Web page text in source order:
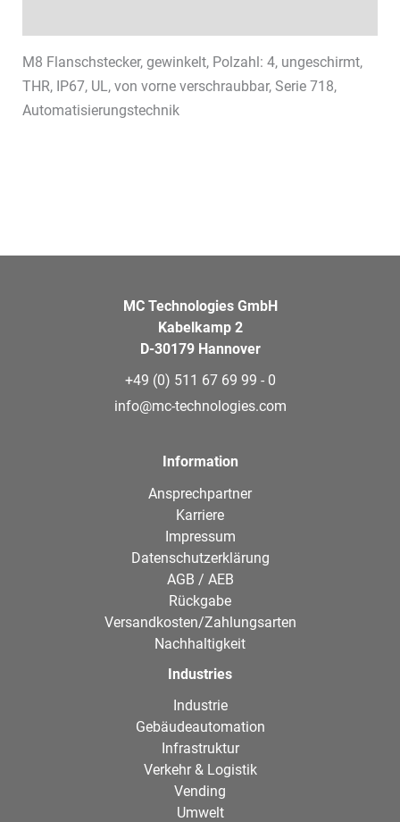
M8 Flanschstecker, gewinkelt, Polzahl: 4, ungeschirmt,
THR, IP67, UL, von vorne verschraubbar, Serie 718,
Automatisierungstechnik
MC Technologies GmbH
Kabelkamp 2
D-30179 Hannover
+49 (0) 511 67 69 99 - 0
info@mc-technologies.com
Information
Ansprechpartner
Karriere
Impressum
Datenschutzerklärung
AGB / AEB
Rückgabe
Versandkosten/Zahlungsarten
Nachhaltigkeit
Industries
Industrie
Gebäudeautomation
Infrastruktur
Verkehr & Logistik
Vending
Umwelt